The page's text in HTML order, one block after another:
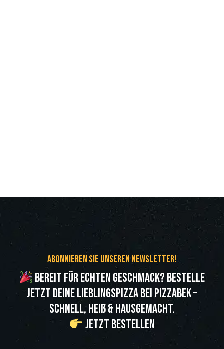
Abonnieren Sie unseren Newsletter!
Bereit für echten Geschmack? Bestelle
jetzt deine Lieblingspizza bei Pizzabek –
schnell, heiß & hausgemacht.
Jetzt bestellen